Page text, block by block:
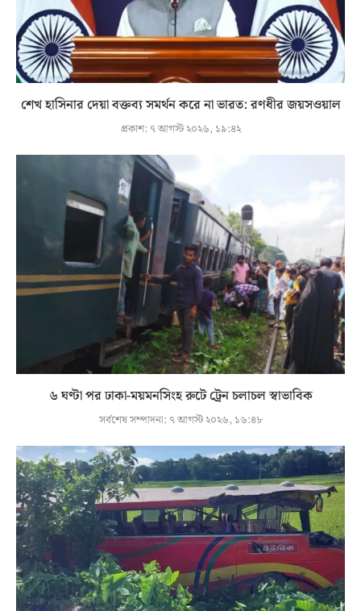
শেখ হাসিনার দেয়া বক্তব্য সমর্থন করে না ভারত: রণধীর জয়সওয়াল
প্রকাশ: ৭ আগস্ট ২০২৬, ১৯:৪২
৬ ঘণ্টা পর ঢাকা-ময়মনসিংহ রুটে ট্রেন চলাচল স্বাভাবিক
সর্বশেষ সম্পাদনা: ৭ আগস্ট ২০২৬, ১৬:৪৮